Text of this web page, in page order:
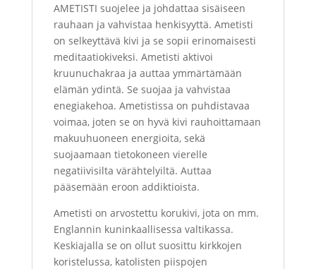
AMETISTI suojelee ja johdattaa sisäiseen
rauhaan ja vahvistaa henkisyyttä. Ametisti
on selkeyttävä kivi ja se sopii erinomaisesti
meditaatiokiveksi. Ametisti aktivoi
kruunuchakraa ja auttaa ymmärtämään
elämän ydintä. Se suojaa ja vahvistaa
enegiakehoa. Ametistissa on puhdistavaa
voimaa, joten se on hyvä kivi rauhoittamaan
makuuhuoneen energioita, sekä
suojaamaan tietokoneen vierelle
negatiivisilta värähtelyiltä. Auttaa
pääsemään eroon addiktioista.
Ametisti on arvostettu korukivi, jota on mm.
Englannin kuninkaallisessa valtikassa.
Keskiajalla se on ollut suosittu kirkkojen
koristelussa, katolisten piispojen